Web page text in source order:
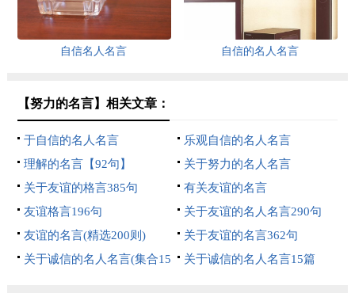
自信名人名言 自信的名人名言
【努力的名言】相关文章：
于自信的名人名言
乐观自信的名人名言
理解的名言【92句】
关于努力的名人名言
关于友谊的格言385句
有关友谊的名言
友谊格言196句
关于友谊的名人名言290句
友谊的名言(精选200则)
关于友谊的名言362句
关于诚信的名人名言(集合15
关于诚信的名人名言15篇